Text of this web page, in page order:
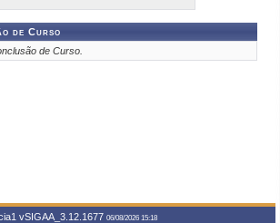
de Curso
de Curso.
vSIGAA_3.12.1677 06/08/2026 15:18